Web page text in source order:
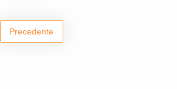
Precedente